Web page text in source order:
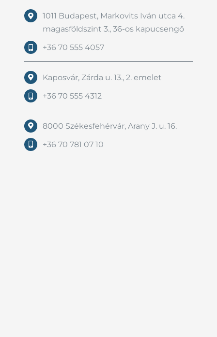
1011 Budapest, Markovits Iván utca 4.
magasföldszint 3., 36-os kapucsengő
+36 70 555 4057
Kaposvár, Zárda u. 13., 2. emelet
+36 70 555 4312
8000 Székesfehérvár, Arany J. u. 16.
+36 70 781 07 10